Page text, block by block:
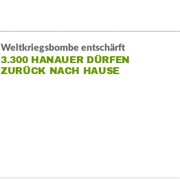
Weltkriegsbombe entschärft
3.300 HANAUER DÜRFEN
ZURÜCK NACH HAUSE